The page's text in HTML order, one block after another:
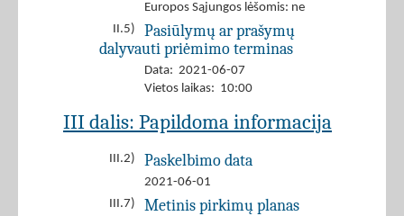
Europos Sąjungos lėšomis: ne
II.5)
Pasiūlymų ar prašymų
dalyvauti priėmimo terminas
Data: 2021-06-07
Vietos laikas: 10:00
III dalis: Papildoma informacija
III.2) Paskelbimo data
2021-06-01
III.7)
Metinis pirkimų planas